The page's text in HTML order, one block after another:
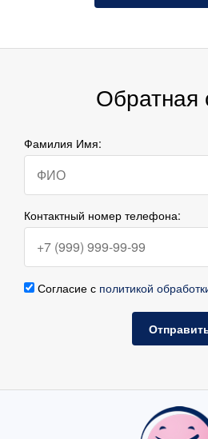
Обратная
Фамилия Имя:
Контактный номер телефона:
Согласие с политикой